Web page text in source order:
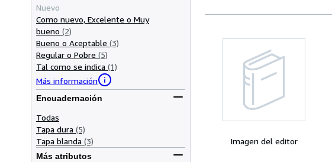
Nuevo
Como nuevo, Excelente o Muy
bueno (2)
Bueno o Aceptable (3)
Regular o Pobre (5)
Tal como se indica (1)
Más información
Encuadernación
Todas
Tapa dura (5)
Tapa blanda (3)
Más atributos
Imagen del editor